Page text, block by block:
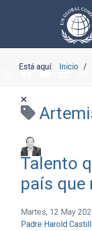
Está aquí: Inicio
Talento
país que
Martes, 12 May
Padre Harold